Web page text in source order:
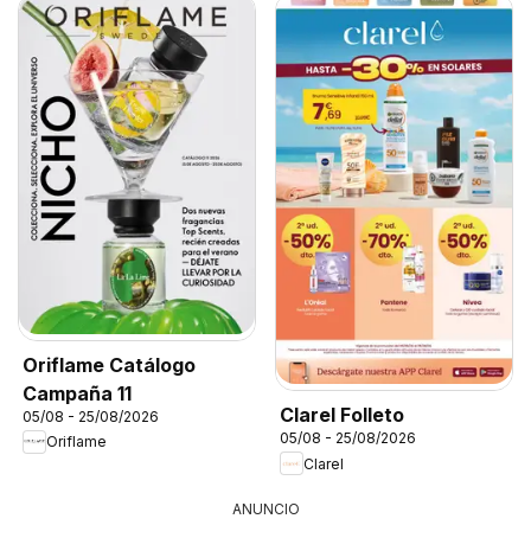
Oriflame Catálogo
Campaña 11
05/08 - 25/08/2026
Oriflame
Clarel Folleto
05/08 - 25/08/2026
Clarel
ANUNCIO